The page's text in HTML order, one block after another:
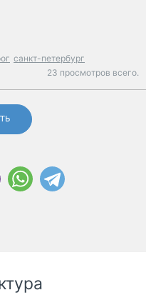
санкт-петербург
23 просмотров всего.